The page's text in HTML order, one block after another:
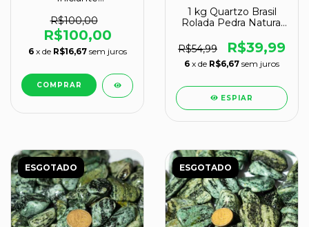
R$100,00
R$100,00
6 x de R$16,67 sem juros
1 kg Quartzo Brasil
Rolada Pedra Natural
R$54,99
R$39,99
6 x de R$6,67 sem juros
ESPIAR
ESGOTADO ESGOTADO